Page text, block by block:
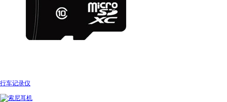
行车记录仪